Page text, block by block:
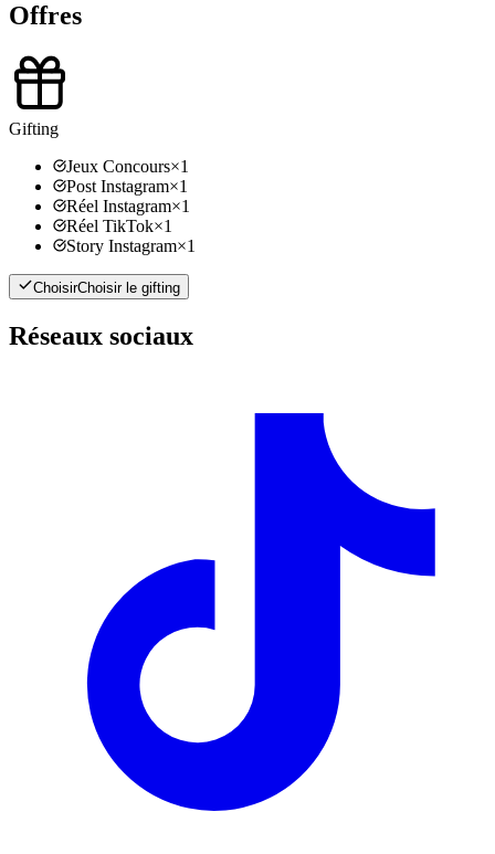
Offres
Gifting
Jeux Concours×1
Post Instagram×1
Réel Instagram×1
Réel TikTok×1
Story Instagram×1
ChoisirChoisir le gifting
Réseaux sociaux